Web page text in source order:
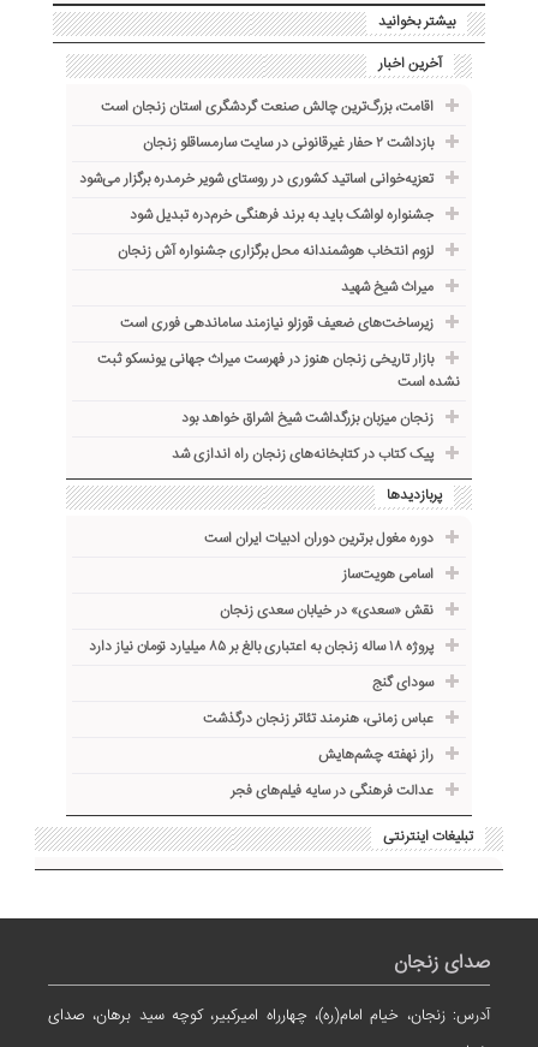
بیشتر بخوانید
آخرین اخبار
اقامت، بزرگ‌ترین چالش صنعت گردشگری استان زنجان است
بازداشت ۲ حفار غیرقانونی در سایت سارمساقلو زنجان
تعزیه‌خوانی اساتید کشوری در روستای شویر خرمدره برگزار می‌شود
جشنواره لواشک باید به برند فرهنگی خرم‌دره تبدیل شود
لزوم انتخاب هوشمندانه محل برگزاری جشنواره آش زنجان
میراث شیخ شهید
زیرساخت‌های ضعیف قوزلو نیازمند ساماندهی فوری است
بازار تاریخی زنجان هنوز در فهرست میراث جهانی یونسکو ثبت
نشده است
زنجان میزبان بزرگداشت شیخ اشراق خواهد بود
پیک کتاب در کتابخانه‌های زنجان راه اندازی شد
پربازدیدها
دوره مغول برترین دوران ادبیات ایران است
اسامی هویت‌ساز
نقش «سعدی» در خیابان سعدی زنجان
پروژه ۱۸ ساله زنجان به اعتباری بالغ بر ۸۵ میلیارد تومان نیاز دارد
سودای گنج
عباس زمانی، هنرمند تئاتر زنجان درگذشت
راز نهفته چشم‌هایش
عدالت فرهنگی در سایه فیلم‌های فجر
تبلیغات اینترنتی
صدای زنجان
آدرس: زنجان، خیام امام(ره)، چهارراه امیرکبیر، کوچه سید برهان، صدای